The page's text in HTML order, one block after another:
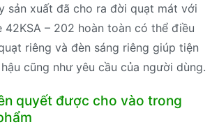
sản xuất đã cho ra đời quạt mát với
42KSA – 202 hoàn toàn có thể điều
riêng và đèn sáng riêng giúp tiện
cũng như yêu cầu của người dùng.
quyết được cho vào trong